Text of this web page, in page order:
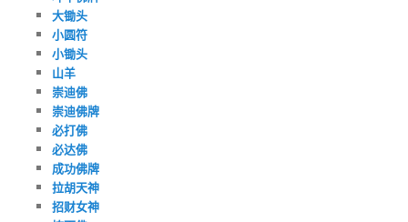
大锄头
小圆符
小锄头
山羊
崇迪佛
崇迪佛牌
必打佛
必达佛
成功佛牌
拉胡天神
招财女神